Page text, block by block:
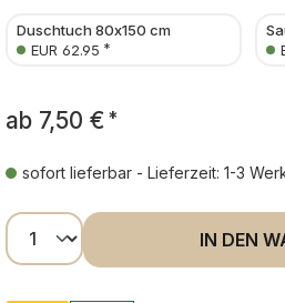
Duschtuch 80x150 cm
EUR 62.95 *
ab 7,50 € *
sofort lieferbar - Lieferzeit: 1-3
Produkt Anzahl: Gib
IN DEN